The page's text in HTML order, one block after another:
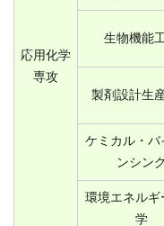
応用化学
専攻
生物機能
製剤設計生
ケミカル・バ
ンシン
環境エネルギ
学